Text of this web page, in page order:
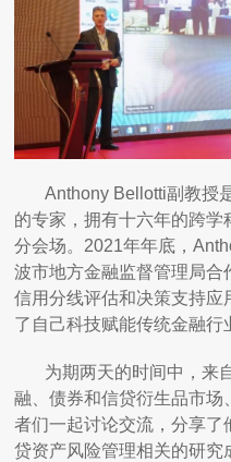
Anthony Bellotti副教授
的专家，拥有十六年的跨学
分会场。2021年年底，
波市地方金融监督管理局合
信用分线评估和决策支持
了自己科技赋能传统金融行
为期两天的时间中，来
融、债券和信贷衍生品市场
者们一起讨论交流，分享
贷资产风险管理相关的研